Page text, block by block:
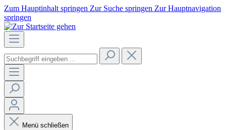
Zum Hauptinhalt springen Zur Suche springen Zur Hauptnavigation
springen
Menü schließen